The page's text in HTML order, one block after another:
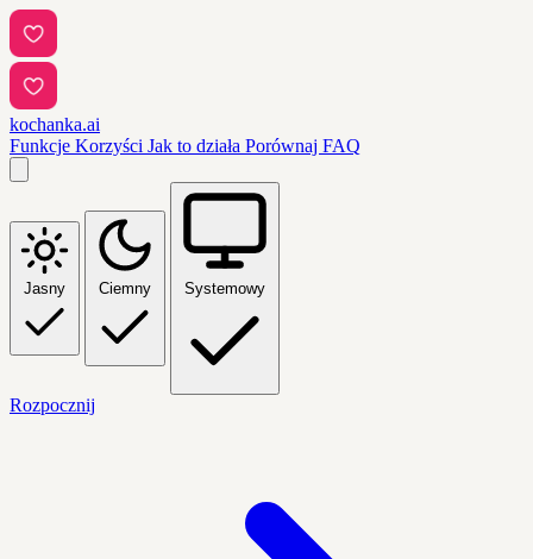
kochanka.ai
Funkcje Korzyści Jak to działa Porównaj FAQ
Jasny Ciemny Systemowy
Rozpocznij